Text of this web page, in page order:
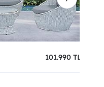
101.990 TL